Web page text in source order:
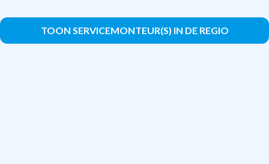
TOON SERVICEMONTEUR(S) IN DE REGIO